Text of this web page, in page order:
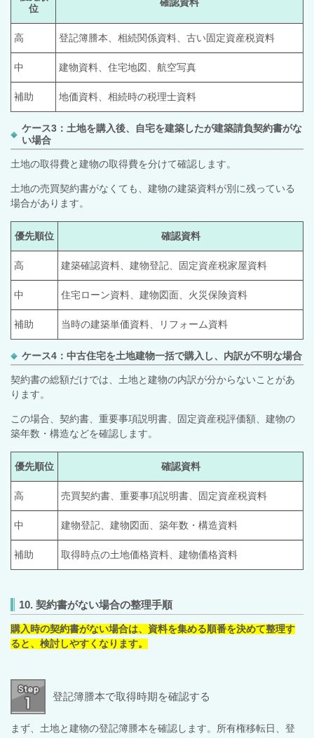
位
確認資料
高 登記簿謄本、相続関係資料、古い固定資産税資料
中 建物資料、住宅地図、航空写真
補助 地価資料、相続時の税理士資料
ケース3：土地を購入後、自宅を建築したが建築請負契約書がな
い場合
土地の取得費と建物の取得費を分けて確認します。
土地の売買契約書がなくても、建物の建築資料が別に残っている
場合があります。
優先順位 確認資料
高 建築確認資料、建物登記、固定資産税家屋資料
中 住宅ローン資料、建物図面、火災保険資料
補助 当時の建築単価資料、リフォーム資料
ケース4：中古住宅を土地建物一括で購入し、内訳が不明な場合
契約書の総額だけでは、土地と建物の内訳が分からないことがあ
ります。
この場合、契約書、重要事項説明書、固定資産税評価額、建物の
築年数・構造などを確認します。
優先順位 確認資料
高 売買契約書、重要事項説明書、固定資産税資料
中 建物登記、建物図面、築年数・構造資料
補助 取得時点の土地価格資料、建物価格資料
10. 契約書がない場合の整理手順
購入時の契約書がない場合は、資料を集める順番を決めて整理す
ると、検討しやすくなります。
登記簿謄本で取得時期を確認する
まず、土地と建物の登記簿謄本を確認します。所有権移転日、登